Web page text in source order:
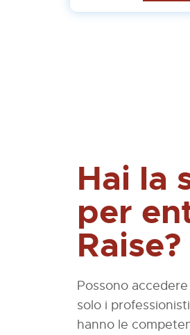
Hai la
per
Raise?
Possono accedere
solo i
hanno le